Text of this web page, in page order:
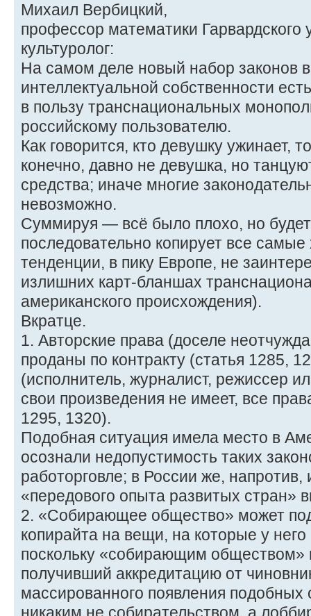
Михаил Вербицкий,
профессор математики Гарвардского
культуролог:
На самом деле новый набор законов
интеллектуальной собственности
в пользу транснациональных
российскому пользователю.
Как говорится, кто девушку ужинает,
конечно, давно не девушка, но
средства; иначе многие
невозможно.
Суммируя — всё было плохо, но
последовательно копирует все
тенденции, в пику Европе, не
излишних карт-бланшах
американского происхождения).
Вкратце.
1. Авторские права (доселе
проданы по контракту (статья 1285,
(исполнитель, журналист, режиссер
свои произведения не имеет, все
1295, 1320).
Подобная ситуация имела место в
осознали недопустимость таких
работорговле; в России же, напротив,
«передового опыта развитых стран»
2. «Собирающее общество» может
копирайта на вещи, на которые у него
поскольку «собирающим обществом»
получивший аккредитацию от
массированного появления